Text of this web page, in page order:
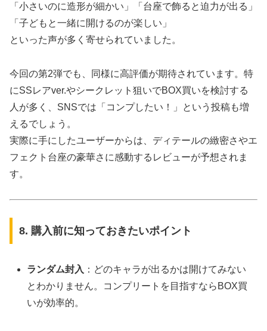
「小さいのに造形が細かい」「台座で飾ると迫力が出る」
「子どもと一緒に開けるのが楽しい」
といった声が多く寄せられていました。
今回の第2弾でも、同様に高評価が期待されています。特
にSSレアver.やシークレット狙いでBOX買いを検討する
人が多く、SNSでは「コンプしたい！」という投稿も増
えるでしょう。
実際に手にしたユーザーからは、ディテールの緻密さやエ
フェクト台座の豪華さに感動するレビューが予想されま
す。
8. 購入前に知っておきたいポイント
ランダム封入 ：どのキャラが出るかは開けてみない
とわかりません。コンプリートを目指すならBOX買
いが効率的。